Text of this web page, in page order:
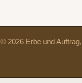
© 2026 Erbe und Auftrag,